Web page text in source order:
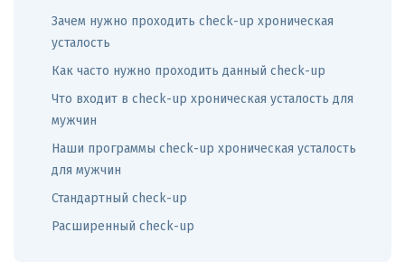
Зачем нужно проходить check-up хроническая
усталость
Как часто нужно проходить данный check-up
Что входит в check-up хроническая усталость для
мужчин
Наши программы check-up хроническая усталость
для мужчин
Стандартный check-up
Расширенный check-up